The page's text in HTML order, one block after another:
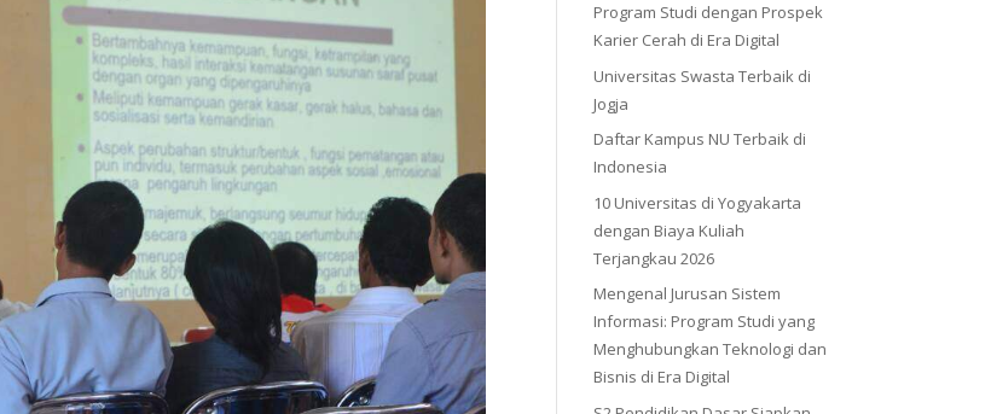
Program Studi dengan Prospek
Karier Cerah di Era Digital
Universitas Swasta Terbaik di
Jogja
Daftar Kampus NU Terbaik di
Indonesia
10 Universitas di Yogyakarta
dengan Biaya Kuliah
Terjangkau 2026
Mengenal Jurusan Sistem
Informasi: Program Studi yang
Menghubungkan Teknologi dan
Bisnis di Era Digital